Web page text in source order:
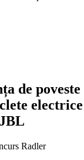
de poveste
Radler